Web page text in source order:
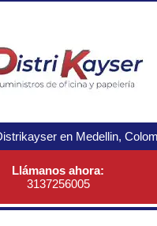
en Medellin,
Llámanos ahora:
3137256005